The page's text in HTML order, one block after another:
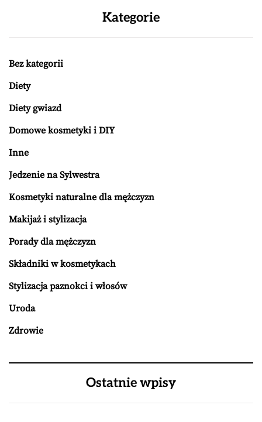
Kategorie
Bez kategorii
Diety
Diety gwiazd
Domowe kosmetyki i DIY
Inne
Jedzenie na Sylwestra
Kosmetyki naturalne dla mężczyzn
Makijaż i stylizacja
Porady dla mężczyzn
Składniki w kosmetykach
Stylizacja paznokci i włosów
Uroda
Zdrowie
Ostatnie wpisy